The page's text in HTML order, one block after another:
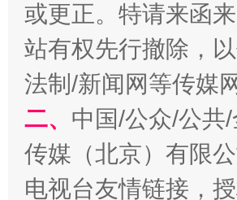
站台名比不上好声名
或更正。特请来函
站有权先行撤除，
法制/新闻网等传媒
二、 中国/公众/公共
传媒（北京）有限
电视台友情链接，